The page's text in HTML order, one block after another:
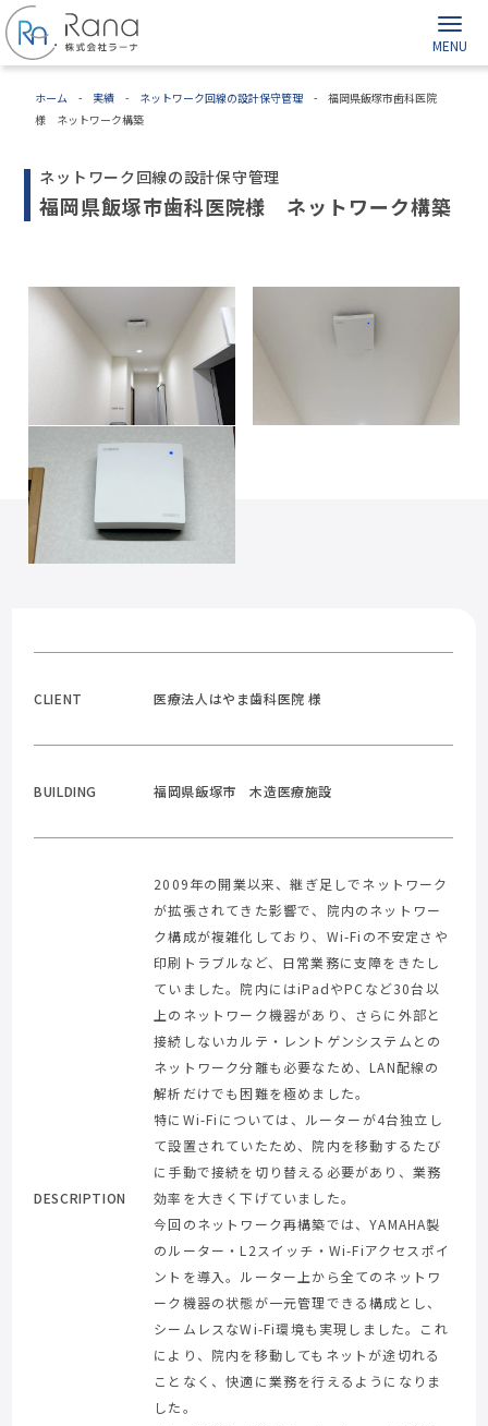
ホーム - 実績 - ネットワーク回線の設計保守管理 -
福岡県飯塚市歯科医院
様 ネットワーク構築
ネットワーク回線の設計保守管理
福岡県飯塚市歯科医院様 ネットワーク構築
CLIENT 医療法人はやま歯科医院 様
BUILDING 福岡県飯塚市 木造医療施設
DESCRIPTION
2009年の開業以来、継ぎ足しでネットワーク
が拡張されてきた影響で、院内のネットワー
ク構成が複雑化しており、Wi-Fiの不安定さや
印刷トラブルなど、日常業務に支障をきたし
ていました。院内にはiPadやPCなど30台以
上のネットワーク機器があり、さらに外部と
接続しないカルテ・レントゲンシステムとの
ネットワーク分離も必要なため、LAN配線の
解析だけでも困難を極めました。
特にWi-Fiについては、ルーターが4台独立し
て設置されていたため、院内を移動するたび
に手動で接続を切り替える必要があり、業務
効率を大きく下げていました。
今回のネットワーク再構築では、YAMAHA製
のルーター・L2スイッチ・Wi-Fiアクセスポイ
ントを導入。ルーター上から全てのネットワ
ーク機器の状態が一元管理できる構成とし、
シームレスなWi-Fi環境も実現しました。これ
により、院内を移動してもネットが途切れる
ことなく、快適に業務を行えるようになりま
した。